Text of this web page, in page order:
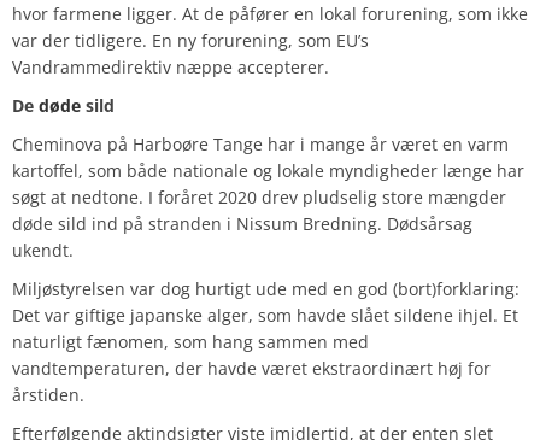
hvor farmene ligger. At de påfører en lokal forurening, som ikke
var der tidligere. En ny forurening, som EU’s
Vandrammedirektiv næppe accepterer.
De døde sild
Cheminova på Harboøre Tange har i mange år været en varm
kartoffel, som både nationale og lokale myndigheder længe har
søgt at nedtone. I foråret 2020 drev pludselig store mængder
døde sild ind på stranden i Nissum Bredning. Dødsårsag
ukendt.
Miljøstyrelsen var dog hurtigt ude med en god (bort)forklaring:
Det var giftige japanske alger, som havde slået sildene ihjel. Et
naturligt fænomen, som hang sammen med
vandtemperaturen, der havde været ekstraordinært høj for
årstiden.
Efterfølgende aktindsigter viste imidlertid, at der enten slet